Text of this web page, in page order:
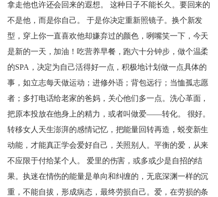
拿走他也许还会回来的遐想。 这种日子不能长久。要回来的
不是他，而是你自己。 于是你决定重新照镜子。换个新发
型，穿上你一直喜欢他却嫌弃过的颜色，咧嘴笑一下，今天
是新的一天，加油！吃营养早餐，跑六十分钟步，做个温柔
的SPA，决定为自己活得好一点，积极地计划做一点具体的
事，如立志每天做运动；进修外语；背包远行；当恤孤志愿
者；多打电话给老家的爸妈，关心他们多一点。洗心革面，
把原本投放在他身上的精力，或者叫做爱——转化。 很好。
转移女人天生澎湃的感情记忆，把能量回转再造，蜕变新生
动能，才能真正学会爱好自己，关照别人。平衡的爱，从来
不应限于付给某个人。 爱里的伤害，或多或少是自招的结
果。执迷在情伤的能量是单向和纠缠的，无底深渊一样的沉
重，不能自拔，形成病态，最终劳损自己。爱，在劳损的条